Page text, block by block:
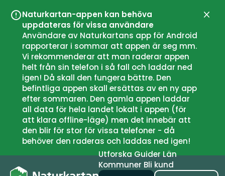
Naturkartan-appen kan behöva
uppdateras för vissa användare
Användare av Naturkartans app för Android
rapporterar i sommar att appen är seg mm.
Vi rekommenderar att man raderar appen
helt från sin telefon i så fall och laddar ned
igen! Då skall den fungera bättre. Den
befintliga appen skall ersättas av en ny app
efter sommaren. Den gamla appen laddar
all data för hela landet lokalt i appen (för
att klara offline-läge) men det innebär att
den blir för stor för vissa telefoner - då
behöver den raderas och laddas ned igen!
UtforskaGuiderLän
Kommuner Bli kund